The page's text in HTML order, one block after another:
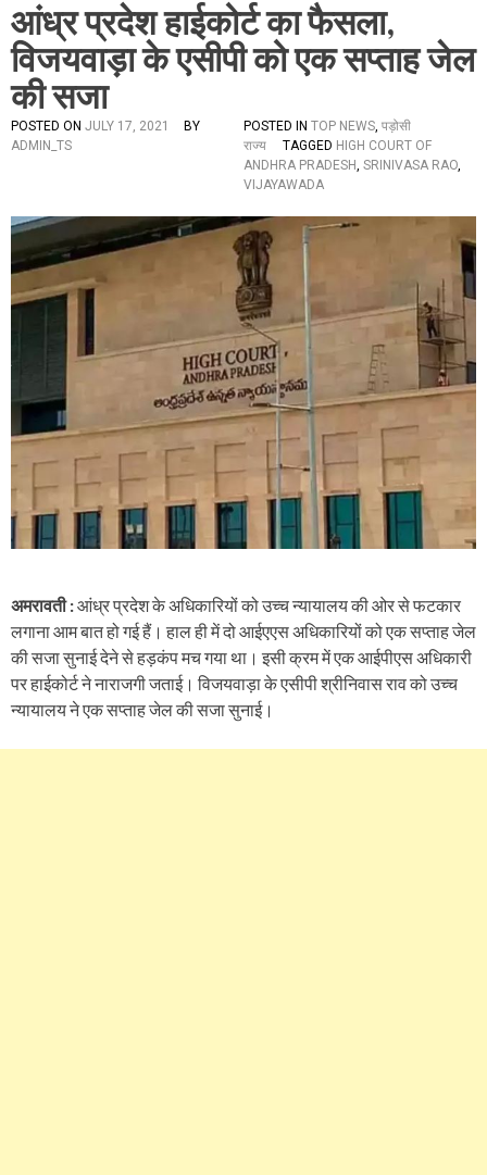
आंध्र प्रदेश हाईकोर्ट का फैसला,
विजयवाड़ा के एसीपी को एक सप्ताह जेल
की सजा
POSTED ON JULY 17, 2021
BY
ADMIN_TS
POSTED IN TOP NEWS, पड़ोसी
राज्य
TAGGED HIGH COURT OF
ANDHRA PRADESH, SRINIVASA RAO,
VIJAYAWADA
अमरावती :आंध्र प्रदेश के अधिकारियों को उच्च न्यायालय की ओर से फटकार
लगाना आम बात हो गई हैं। हाल ही में दो आईएएस अधिकारियों को एक सप्ताह जेल
की सजा सुनाई देने से हड़कंप मच गया था। इसी क्रम में एक आईपीएस अधिकारी
पर हाईकोर्ट ने नाराजगी जताई। विजयवाड़ा के एसीपी श्रीनिवास राव को उच्च
न्यायालय ने एक सप्ताह जेल की सजा सुनाई।